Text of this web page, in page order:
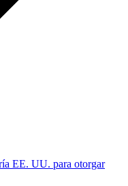
EE. UU. para otorgar